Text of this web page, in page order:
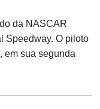
da NASCAR
Speedway. O piloto
em sua segunda